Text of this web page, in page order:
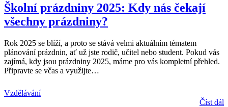
Školní prázdniny 2025: Kdy nás čekají
všechny prázdniny?
Rok 2025 se blíží, a proto se stává velmi aktuálním tématem
plánování prázdnin, ať už jste rodič, učitel nebo student. Pokud vás
zajímá, kdy jsou prázdniny 2025, máme pro vás kompletní přehled.
Připravte se včas a využijte…
Vzdělávání
Číst dál